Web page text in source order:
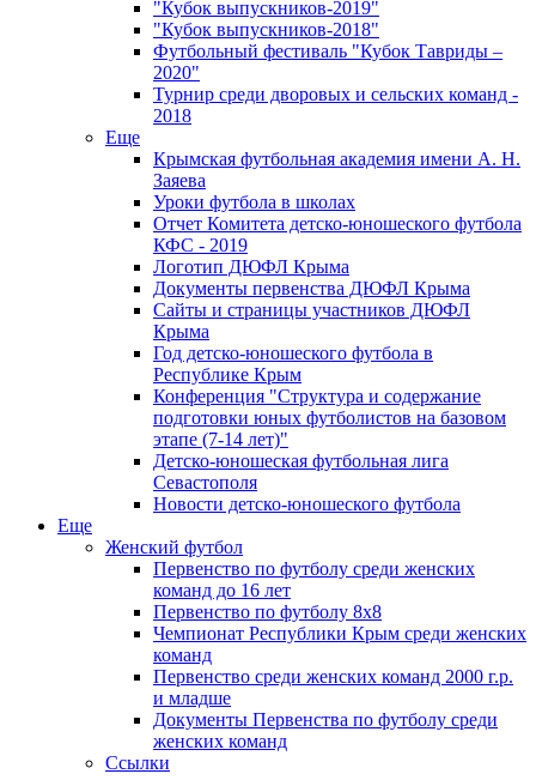
"Кубок выпускников-2019"
"Кубок выпускников-2018"
Футбольный фестиваль "Кубок Тавриды –
2020"
Турнир среди дворовых и сельских команд -
2018
Еще
Крымская футбольная академия имени А. Н.
Заяева
Уроки футбола в школах
Отчет Комитета детско-юношеского футбола
КФС - 2019
Логотип ДЮФЛ Крыма
Документы первенства ДЮФЛ Крыма
Сайты и страницы участников ДЮФЛ
Крыма
Год детско-юношеского футбола в
Республике Крым
Конференция "Структура и содержание
подготовки юных футболистов на базовом
этапе (7-14 лет)"
Детско-юношеская футбольная лига
Севастополя
Новости детско-юношеского футбола
Еще
Женский футбол
Первенство по футболу среди женских
команд до 16 лет
Первенство по футболу 8х8
Чемпионат Республики Крым среди женских
команд
Первенство среди женских команд 2000 г.р.
и младше
Документы Первенства по футболу среди
женских команд
Ссылки